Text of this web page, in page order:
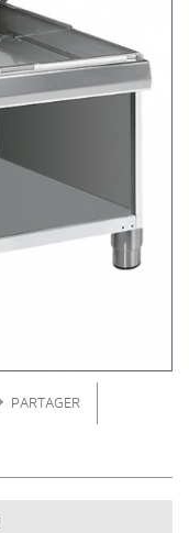
PARTAGER